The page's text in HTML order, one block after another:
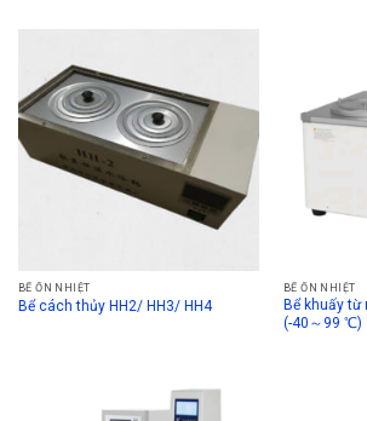
BỂ ỔN NHIỆT
Bể cách thủy HH2/ HH3/ HH4
BỂ ỔN NHIỆT
Bể khuấy
(-40～99 ℃)